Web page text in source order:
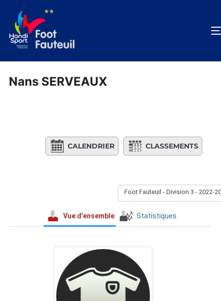
contenu
Nans SERVEAUX
CALENDRIER CLASSEMENTS
Foot Fauteuil - Division 3 - 2022-
Vue d’ensemble Statistiques